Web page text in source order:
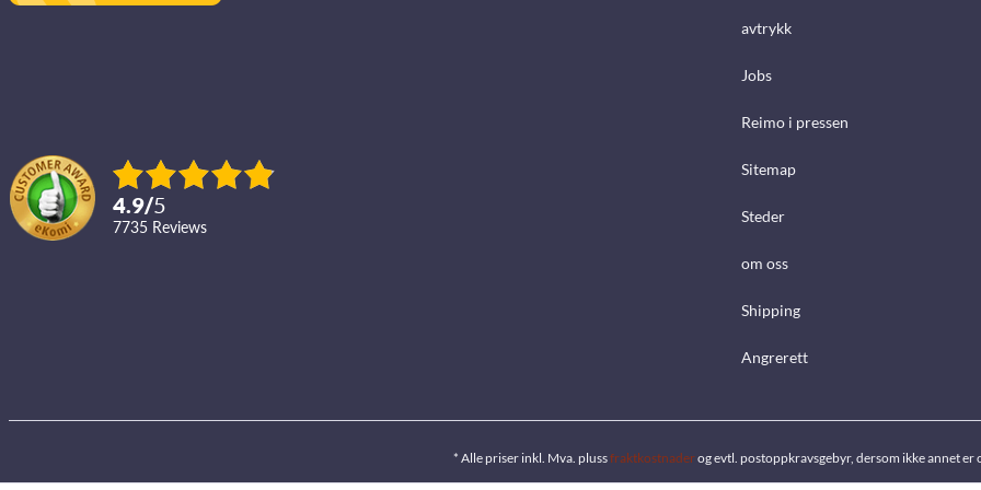
4.9/5
7735 reviews
avtrykk
Jobs
Reimo i pressen
Sitemap
Steder
om oss
Shipping
Angrerett
* Alle priser inkl. Mva. plussfraktkostnaderog evtl. postoppkravsgebyr, dersom ikke annet er